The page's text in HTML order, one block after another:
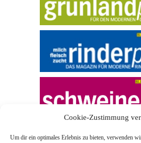
Cookie-Zustimmung
Um dir ein optimales Erlebnis zu bieten, verwenden